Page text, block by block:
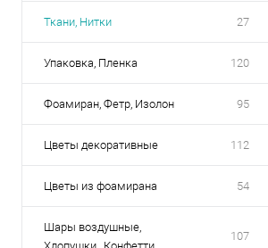
Ткани, Нитки 27
Упаковка, Пленка 120
Фоамиран, Фетр, Изолон 95
Цветы декоративные 112
Цветы из фоамирана 54
Шары воздушные,
107